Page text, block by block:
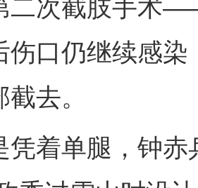
二次截肢手术
伤口仍继续感
去。
单腿，钟赤